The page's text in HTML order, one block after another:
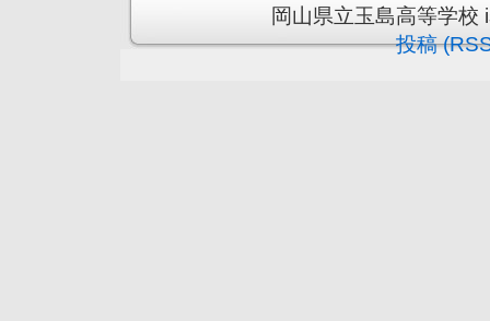
岡山県立玉島高等学
投稿